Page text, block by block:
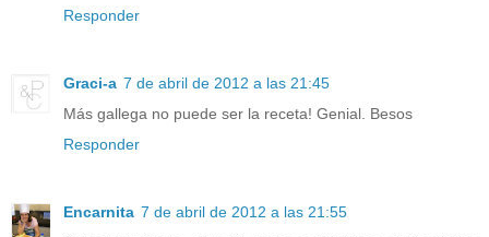
Responder
Graci-a 7 de abril de 2012 a las 21:45
Más gallega no puede ser la receta! Genial. Besos
Responder
Encarnita 7 de abril de 2012 a las 21:55